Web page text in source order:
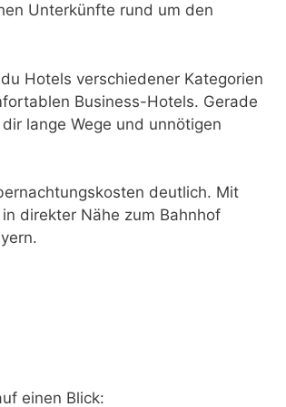
Unterkünfte rund um den
Hotels verschiedener Kategorien
Business-Hotels. Gerade
lange Wege und unnötigen
deutlich. Mit
direkter Nähe zum Bahnhof
einen Blick: